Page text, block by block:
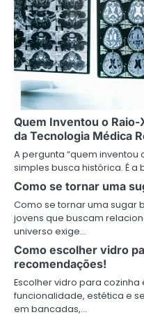
Quem Inventou o
da Tecnologia Médica
A pergunta “quem inventou
simples busca histórica. É
Como se tornar uma
Como se tornar uma sugar
jovens que buscam
universo exige…
Como escolher vidro
recomendações!
Escolher vidro para
funcionalidade, estética e
em bancadas,…